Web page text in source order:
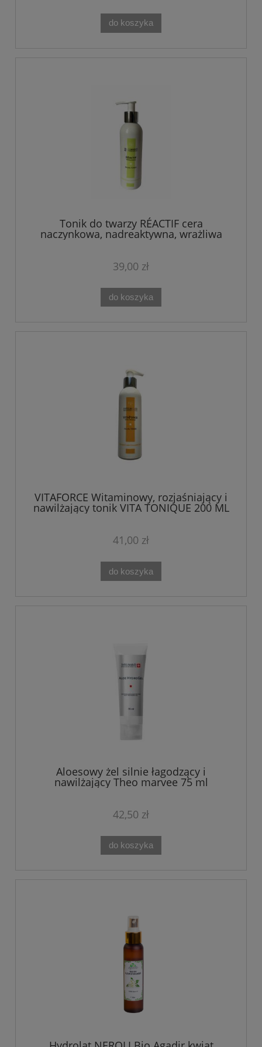
do koszyka
Tonik do twarzy RÉACTIF cera
naczynkowa, nadreaktywna, wrażliwa
Theo Marvee 200ML
39,00 zł
do koszyka
VITAFORCE Witaminowy, rozjaśniający i
nawilżający tonik VITA TONIQUE 200 ML
41,00 zł
do koszyka
Aloesowy żel silnie łagodzący i
nawilżający Theo marvee 75 ml
42,50 zł
do koszyka